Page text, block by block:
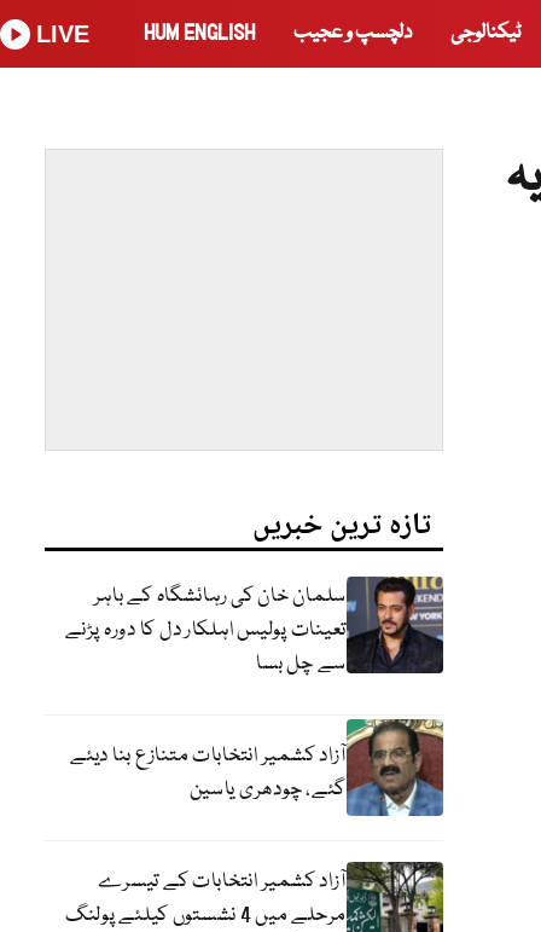
ٹیکنالوجی دلچسپ و عجیب HUM ENGLISH
LIVE
تازہ ترین خبریں
سلمان خان کی رہائشگاہ کے باہر
تعینات پولیس اہلکار دل کا دورہ پڑنے
سے چل بسا
آزاد کشمیر انتخابات متنازع بنا دیئے
گئے، چودھری یاسین
آزاد کشمیر انتخابات کے تیسرے
مرحلے میں 4 نشستوں کیلئے پولنگ